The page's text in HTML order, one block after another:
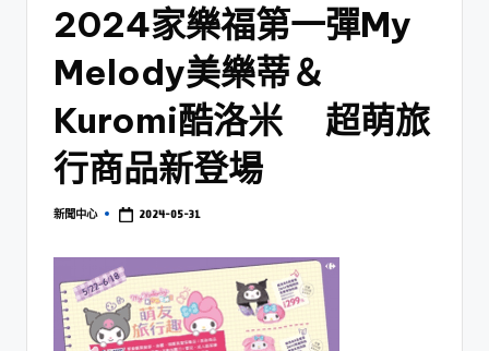
2024家樂福第一彈My
Melody美樂蒂＆
Kuromi酷洛米 超萌旅
行商品新登場
新聞中心 2024-05-31